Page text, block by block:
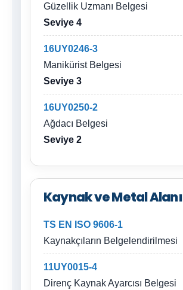
Güzellik Uzmanı Belgesi
Seviye 4
16UY0246-3
Manikürist Belgesi
Seviye 3
16UY0250-2
Ağdacı Belgesi
Seviye 2
Kaynak ve Metal Alanı
TS EN ISO 9606-1
Kaynakçıların Belgelendirilmesi
11UY0015-4
Direnç Kaynak Ayarcısı Belgesi